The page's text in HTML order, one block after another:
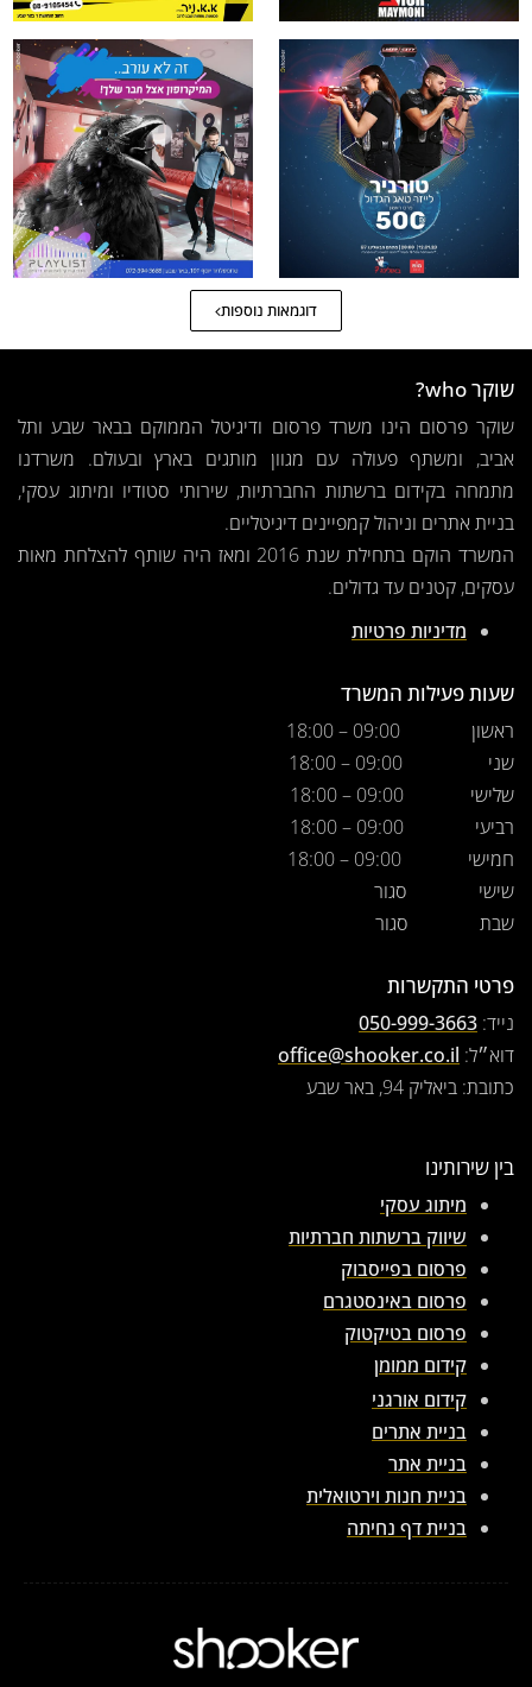
דוגמאות נוספות
שוקר who?
שוקר פרסום הינו משרד פרסום ודיגיטל הממוקם בבאר שבע ותל
אביב, ומשתף פעולה עם מגוון מותגים בארץ ובעולם. משרדנו
מתמחה בקידום ברשתות החברתיות, שירותי סטודיו ומיתוג עסקי,
בניית אתרים וניהול קמפיינים דיגיטליים.
המשרד הוקם בתחילת שנת 2016 ומאז היה שותף להצלחת מאות
עסקים, קטנים עד גדולים.
מדיניות פרטיות
שעות פעילות המשרד
ראשון 09:00 – 18:00
שני 09:00 – 18:00
שלישי 09:00 – 18:00
רביעי 09:00 – 18:00
חמישי 09:00 – 18:00
שישי סגור
שבת סגור
פרטי התקשרות
נייד: 050-999-3663
דוא״ל: office@shooker.co.il
כתובת: ביאליק 94, באר שבע
בין שירותינו
מיתוג עסקי
שיווק ברשתות חברתיות
פרסום בפייסבוק
פרסום באינסטגרם
פרסום בטיקטוק
קידום ממומן
קידום אורגני
בניית אתרים
בניית אתר
בניית חנות וירטואלית
בניית דף נחיתה